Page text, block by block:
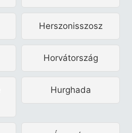
Herszonisszosz
Horvátország
Hurghada